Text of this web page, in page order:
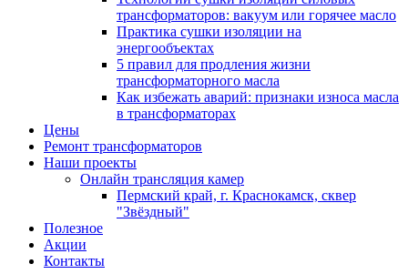
трансформаторов: вакуум или горячее масло
Практика сушки изоляции на
энергообъектах
5 правил для продления жизни
трансформаторного масла
Как избежать аварий: признаки износа масла
в трансформаторах
Цены
Ремонт трансформаторов
Наши проекты
Онлайн трансляция камер
Пермский край, г. Краснокамск, сквер
"Звёздный"
Полезное
Акции
Контакты